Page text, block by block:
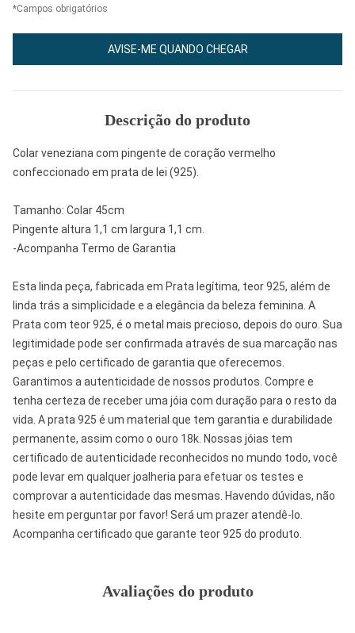
*Campos obrigatórios
AVISE-ME QUANDO CHEGAR
Descrição do produto
Colar veneziana com pingente de coração vermelho
confeccionado em prata de lei (925).
Tamanho: Colar 45cm
Pingente altura 1,1 cm largura 1,1 cm.
-Acompanha Termo de Garantia
Esta linda peça, fabricada em Prata legítima, teor 925, além de
linda trás a simplicidade e a elegância da beleza feminina. A
Prata com teor 925, é o metal mais precioso, depois do ouro. Sua
legitimidade pode ser confirmada através de sua marcação nas
peças e pelo certificado de garantia que oferecemos.
Garantimos a autenticidade de nossos produtos. Compre e
tenha certeza de receber uma jóia com duração para o resto da
vida. A prata 925 é um material que tem garantia e durabilidade
permanente, assim como o ouro 18k. Nossas jóias tem
certificado de autenticidade reconhecidos no mundo todo, você
pode levar em qualquer joalheria para efetuar os testes e
comprovar a autenticidade das mesmas. Havendo dúvidas, não
hesite em perguntar por favor! Será um prazer atendê-lo.
Acompanha certificado que garante teor 925 do produto.
Avaliações do produto